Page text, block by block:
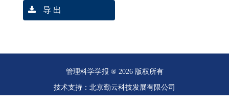
导 出
管理科学学报 ® 2026 版权所有
技术支持：北京勤云科技发展有限公司